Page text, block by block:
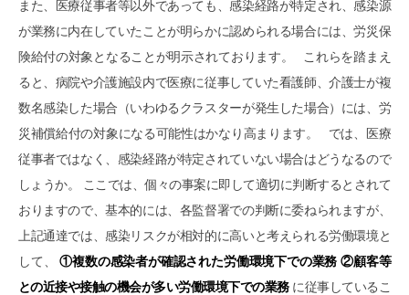
また、医療従事者等以外であっても、感染経路が特定され、感染源
が業務に内在していたことが明らかに認められる場合には、労災保
険給付の対象となることが明示されております。 これらを踏まえ
ると、病院や介護施設内で医療に従事していた看護師、介護士が複
数名感染した場合（いわゆるクラスターが発生した場合）には、労
災補償給付の対象になる可能性はかなり高まります。 では、医療
従事者ではなく、感染経路が特定されていない場合はどうなるので
しょうか。 ここでは、個々の事案に即して適切に判断するとされて
おりますので、基本的には、各監督署での判断に委ねられますが、
上記通達では、感染リスクが相対的に高いと考えられる労働環境と
して、①複数の感染者が確認された労働環境下での業務 ②顧客等
との近接や接触の機会が多い労働環境下での業務に従事しているこ